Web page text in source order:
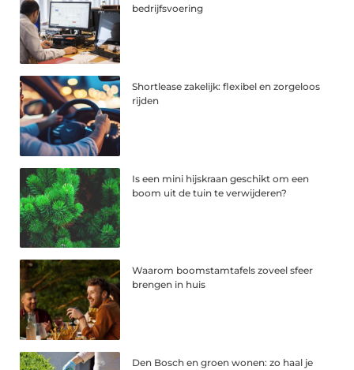
bedrijfsvoering
Shortlease zakelijk: flexibel en zorgeloos
rijden
Is een mini hijskraan geschikt om een
boom uit de tuin te verwijderen?
Waarom boomstamtafels zoveel sfeer
brengen in huis
Den Bosch en groen wonen: zo haal je